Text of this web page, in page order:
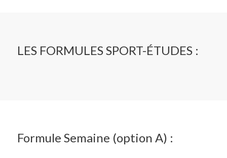
LES FORMULES SPORT-ÉTUDES :
Formule Semaine (option A) :